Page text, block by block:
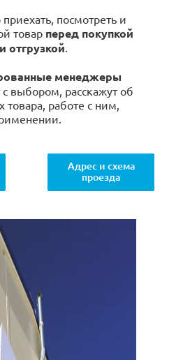
посмотреть и
товар перед покупкой
отгрузкой.
менеджеры
с выбором, расскажут об
товара, работе с ним,
Адрес и схема
проезда